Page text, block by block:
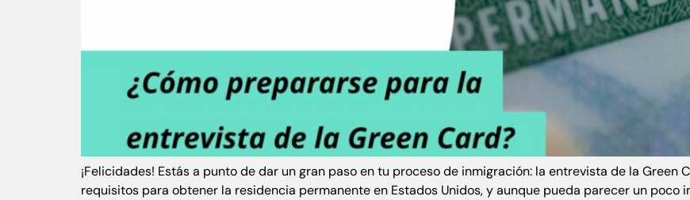
¡Felicidades! Estás a punto de dar un gran paso en tu proceso de inmigración: la entrevista de la
requisitos para obtener la residencia permanente en Estados Unidos, y aunque pueda parecer un